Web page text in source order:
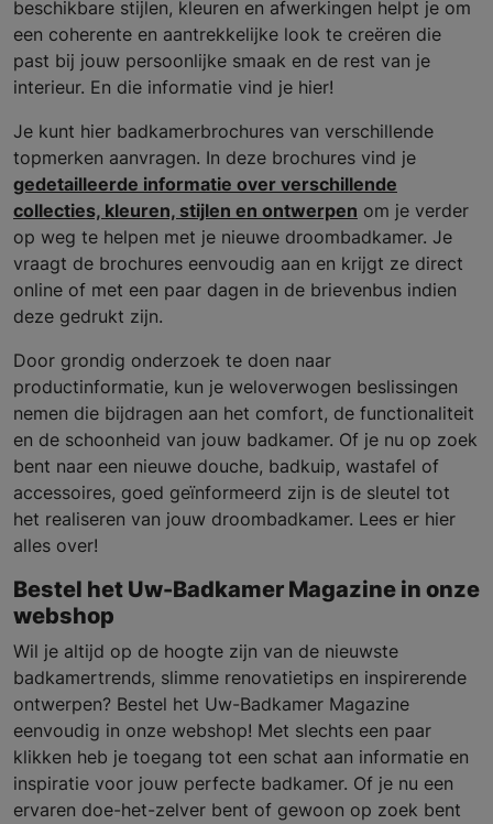
beschikbare stijlen, kleuren en afwerkingen helpt je om
een coherente en aantrekkelijke look te creëren die
past bij jouw persoonlijke smaak en de rest van je
interieur. En die informatie vind je hier!
Je kunt hier badkamerbrochures van verschillende
topmerken aanvragen. In deze brochures vind je
gedetailleerde informatie over verschillende
collecties, kleuren, stijlen en ontwerpen om je verder
op weg te helpen met je nieuwe droombadkamer. Je
vraagt de brochures eenvoudig aan en krijgt ze direct
online of met een paar dagen in de brievenbus indien
deze gedrukt zijn.
Door grondig onderzoek te doen naar
productinformatie, kun je weloverwogen beslissingen
nemen die bijdragen aan het comfort, de functionaliteit
en de schoonheid van jouw badkamer. Of je nu op zoek
bent naar een nieuwe douche, badkuip, wastafel of
accessoires, goed geïnformeerd zijn is de sleutel tot
het realiseren van jouw droombadkamer. Lees er hier
alles over!
Bestel het Uw-Badkamer Magazine in onze
webshop
Wil je altijd op de hoogte zijn van de nieuwste
badkamertrends, slimme renovatietips en inspirerende
ontwerpen? Bestel het Uw-Badkamer Magazine
eenvoudig in onze webshop! Met slechts een paar
klikken heb je toegang tot een schat aan informatie en
inspiratie voor jouw perfecte badkamer. Of je nu een
ervaren doe-het-zelver bent of gewoon op zoek bent